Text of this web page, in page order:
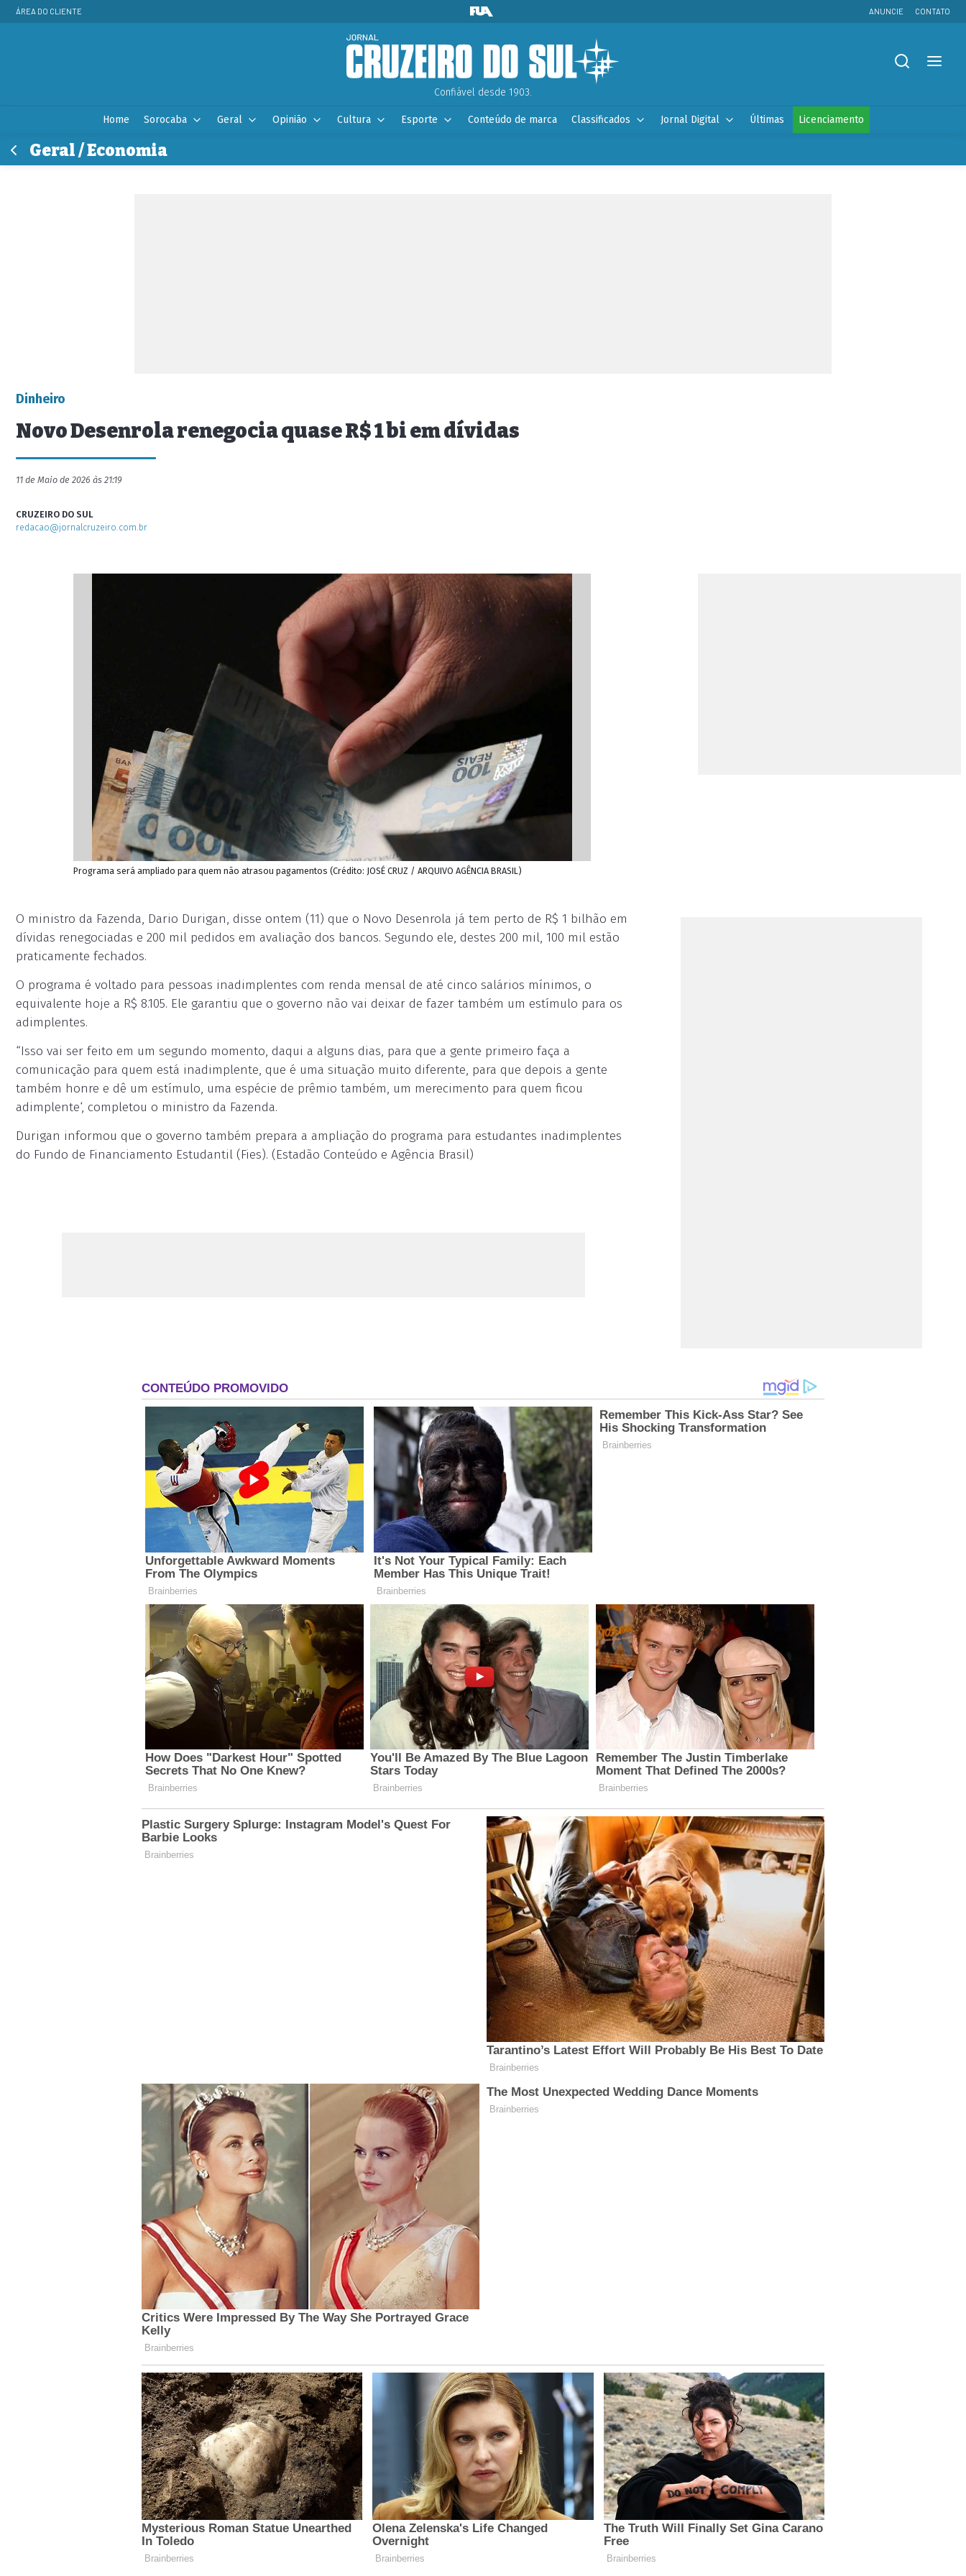
ÁREA DO CLIENTE ANUNCIE CONTATO
Confiável desde 1903.
Home Sorocaba Geral Opinião Cultura Esporte Conteúdo de marca Classificados Jornal Digital Últimas Licenciamento
Geral / Economia
Dinheiro
Novo Desenrola renegocia quase R$ 1 bi em dívidas
11 de Maio de 2026 às 21:19
CRUZEIRO DO SUL
redacao@jornalcruzeiro.com.br
Programa será ampliado para quem não atrasou pagamentos (Crédito: JOSÉ CRUZ / ARQUIVO AGÊNCIA BRASIL)
O ministro da Fazenda, Dario Durigan, disse ontem (11) que o Novo Desenrola já tem perto de R$ 1 bilhão em
dívidas renegociadas e 200 mil pedidos em avaliação dos bancos. Segundo ele, destes 200 mil, 100 mil estão
praticamente fechados.
O programa é voltado para pessoas inadimplentes com renda mensal de até cinco salários mínimos, o
equivalente hoje a R$ 8.105. Ele garantiu que o governo não vai deixar de fazer também um estímulo para os
adimplentes.
“Isso vai ser feito em um segundo momento, daqui a alguns dias, para que a gente primeiro faça a
comunicação para quem está inadimplente, que é uma situação muito diferente, para que depois a gente
também honre e dê um estímulo, uma espécie de prêmio também, um merecimento para quem ficou
adimplente‘, completou o ministro da Fazenda.
Durigan informou que o governo também prepara a ampliação do programa para estudantes inadimplentes
do Fundo de Financiamento Estudantil (Fies). (Estadão Conteúdo e Agência Brasil)